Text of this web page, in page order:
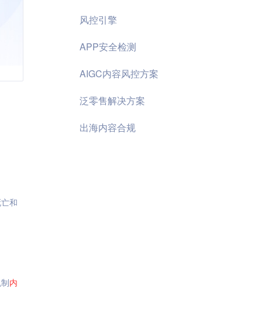
控
和
内
风控引擎
APP安全检测
AIGC内容风控方案
泛零售解决方案
出海内容合规